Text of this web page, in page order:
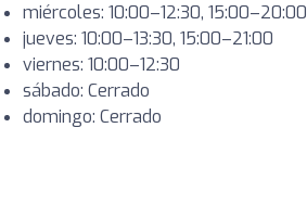
miércoles: 10:00–12:30, 15:00–20:00
jueves: 10:00–13:30, 15:00–21:00
viernes: 10:00–12:30
sábado: Cerrado
domingo: Cerrado